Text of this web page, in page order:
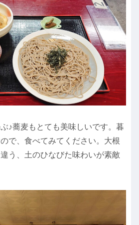
♪蕎麦もとても美味しいです。暮
で、食べてみてください。大根
う、土のひなびた味わいが素敵